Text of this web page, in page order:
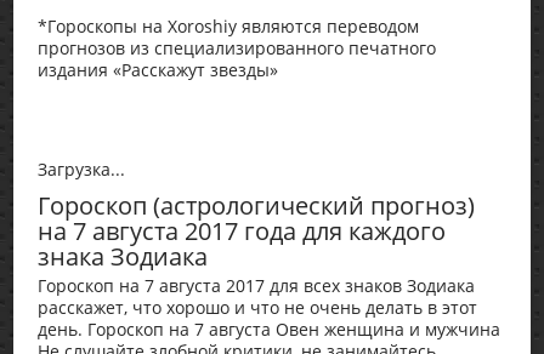
*Гороскопы на Xoroshiy являются переводом
прогнозов из специализированного печатного
издания «Расскажут звезды»
Загрузка...
Гороскоп (астрологический прогноз)
на 7 августа 2017 года для каждого
знака Зодиака
Гороскоп на 7 августа 2017 для всех знаков Зодиака
расскажет, что хорошо и что не очень делать в этот
день. Гороскоп на 7 августа Овен женщина и мужчина